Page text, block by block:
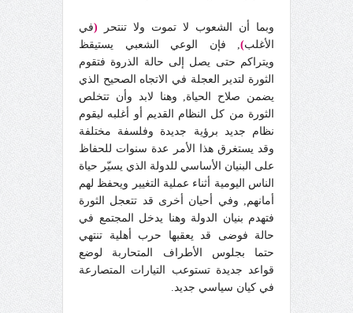
وبما أن الشعوب لا تموت ولا تنتحر (في
الأغلب), فإن الوعي الشعبي يستيقظ
ويتراكم حتى يصل إلى حالة الذروة فتقوم
الثورة لتدير العجلة في الاتجاه الصحيح الذي
يضمن صلاح الحياة, وهنا لابد وأن تتخلص
الثورة من كل النظام القديم أو أغلبه ليقوم
نظام جديد برؤية جديدة وفلسفة مختلفة
وقد يستغرق هذا الأمر عدة سنوات للحفاظ
على البنيان الأساسي للدولة الذي يسيّر حياة
الناس اليومية أثناء عملية التغيير ويحفظ لهم
أمانهم, وفي أحيان أخرى قد تتعجل الثورة
فتهدم بنيان الدولة وهنا يدخل المجتمع في
حالة فوضى قد يعقبها حرب أهلية تنتهي
حتما بجلوس الأطراف المتحاربة لوضع
قواعد جديدة تستوعب التيارات المتصارعة
في كيان سياسي جديد.